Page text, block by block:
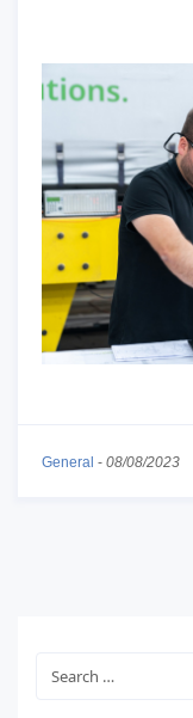
General - 08/08/2023